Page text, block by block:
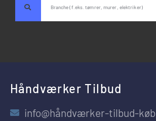
Håndværker Tilbud
info@håndværker-tilbud-